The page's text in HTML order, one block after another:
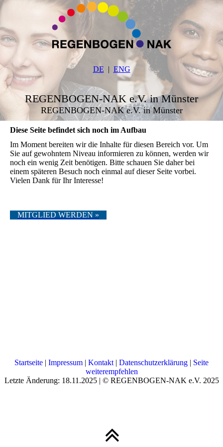
DE ENG
REGENBOGEN-NAK e.V. in Münster
REGENBOGEN-NAK e.V. in Münster
Diese Seite befindet sich noch im Aufbau
Im Moment bereiten wir die Inhalte für diesen Bereich vor. Um
Sie auf gewohntem Niveau informieren zu können, werden wir
noch ein wenig Zeit benötigen. Bitte schauen Sie daher bei
einem späteren Besuch noch einmal auf dieser Seite vorbei.
Vielen Dank für Ihr Interesse!
MITGLIED WERDEN »
Startseite | Impressum | Kontakt | Datenschutzerklärung | Seite
weiterempfehlen
Letzte Änderung: 18.11.2025 | © REGENBOGEN-NAK e.V. 2025